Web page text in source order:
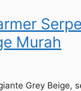
Murah
Grey Beige,